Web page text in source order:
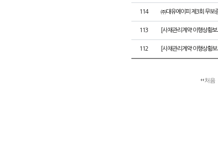
114 ㈜대유에이피 제3회 무보
113 [사채관리계약 이행상황
112 [사채관리계약 이행상황
처음